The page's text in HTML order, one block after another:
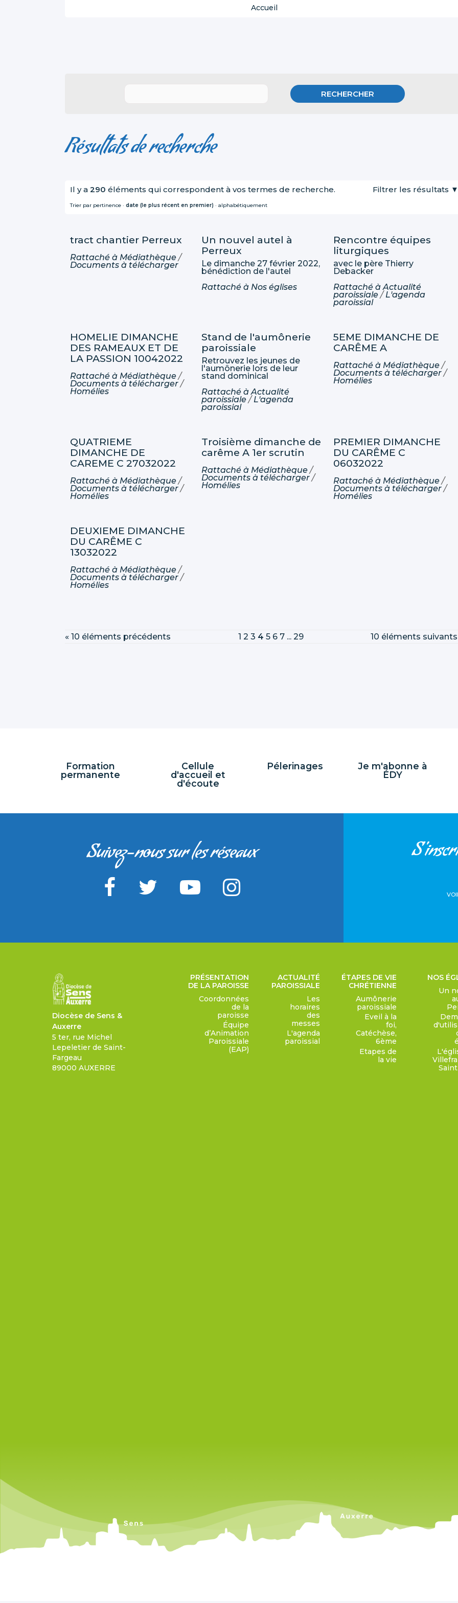
Accueil
Résultats de recherche
Il y a 290 éléments qui correspondent à vos termes de recherche. Filtrer les résultats
Trier par pertinence · date (le plus récent en premier) · alphabétiquement
tract chantier Perreux
Rattaché à Médiathèque /
Documents à télécharger
Un nouvel autel à
Perreux
Le dimanche 27 février 2022,
bénédiction de l'autel
Rattaché à Nos églises
Rencontre équipes
liturgiques
avec le père Thierry
Debacker
Rattaché à Actualité
paroissiale /L'agenda
paroissial
HOMELIE DIMANCHE
DES RAMEAUX ET DE
LA PASSION 10042022
Rattaché à Médiathèque /
Documents à télécharger /
Homélies
Stand de l'aumônerie
paroissiale
Retrouvez les jeunes de
l'aumônerie lors de leur
stand dominical
Rattaché à Actualité
paroissiale /L'agenda
paroissial
5EME DIMANCHE DE
CARÊME A
Rattaché à Médiathèque /
Documents à télécharger /
Homélies
QUATRIEME
DIMANCHE DE
CAREME C 27032022
Rattaché à Médiathèque /
Documents à télécharger /
Homélies
Troisième dimanche de
carême A 1er scrutin
Rattaché à Médiathèque /
Documents à télécharger /
Homélies
PREMIER DIMANCHE
DU CARÊME C
06032022
Rattaché à Médiathèque /
Documents à télécharger /
Homélies
DEUXIEME DIMANCHE
DU CARÊME C
13032022
Rattaché à Médiathèque /
Documents à télécharger /
Homélies
« 10 éléments précédents 10 éléments suivants
1 2 3 4 5 6 7 ... 29
Formation
permanente
Cellule
d'accueil et
d'écoute
Pélerinages
Je m'abonne à
ÉDY
Suivez-nous sur les réseaux
Diocèse de Sens &
Auxerre
5 ter, rue Michel
Lepeletier de Saint-
Fargeau
89000 AUXERRE
PRÉSENTATION
DE LA PAROISSE
Coordonnées
de la
paroisse
Équipe
d’Animation
Paroissiale
(EAP)
ACTUALITÉ
PAROISSIALE
Les
horaires
des
messes
L'agenda
paroissial
ÉTAPES DE VIE
CHRÉTIENNE
Aumônerie
paroissiale
Eveil à la
foi,
Catéchèse,
6ème
Etapes de
la vie
NOS
Un